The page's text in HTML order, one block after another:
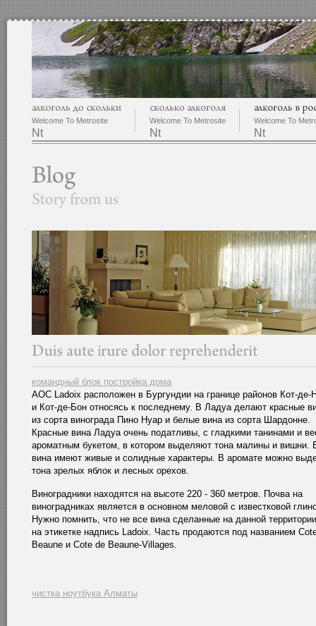
Welcome To Metrosite
Nt
Welcome To Metrosite
Nt
Welcome To
Nt
командный блок постройка дома
АОС Ladoix расположен в Бургундии на границе районов Кот-де-
и Кот-де-Бон относясь к последнему. В Ладуа делают красные
из сорта винограда Пино Нуар и белые вина из сорта Шардонне.
Красные вина Ладуа очень податливы, с гладкими танинами и
ароматным букетом, в котором выделяют тона малины и вишни.
вина имеют живые и солидные характеры. В аромате можно
тона зрелых яблок и лесных орехов.
Виноградники находятся на высоте 220 - 360 метров. Почва на
виноградниках является в основном меловой с известковой
Нужно помнить, что не все вина сделанные на данной
на этикетке надпись Ladoix. Часть продаются под названием
Beaune и Cote de Beaune-Villages.
чистка ноутбука Алматы